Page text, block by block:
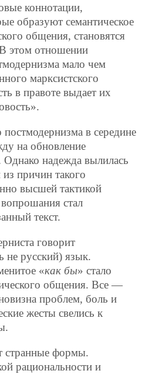
коннотации,
образуют семантическое
общения, становятся
этом отношении
мало чем
марксистского
в правоте выдает их
в середине
на обновление
Однако надежда вылилась
причин такого
высшей тактикой
стал
текст.
говорит
не русский) язык.
«как бы» стало
общения. Все —
проблем, боль и
жесты свелись к
странные формы.
рациональности и